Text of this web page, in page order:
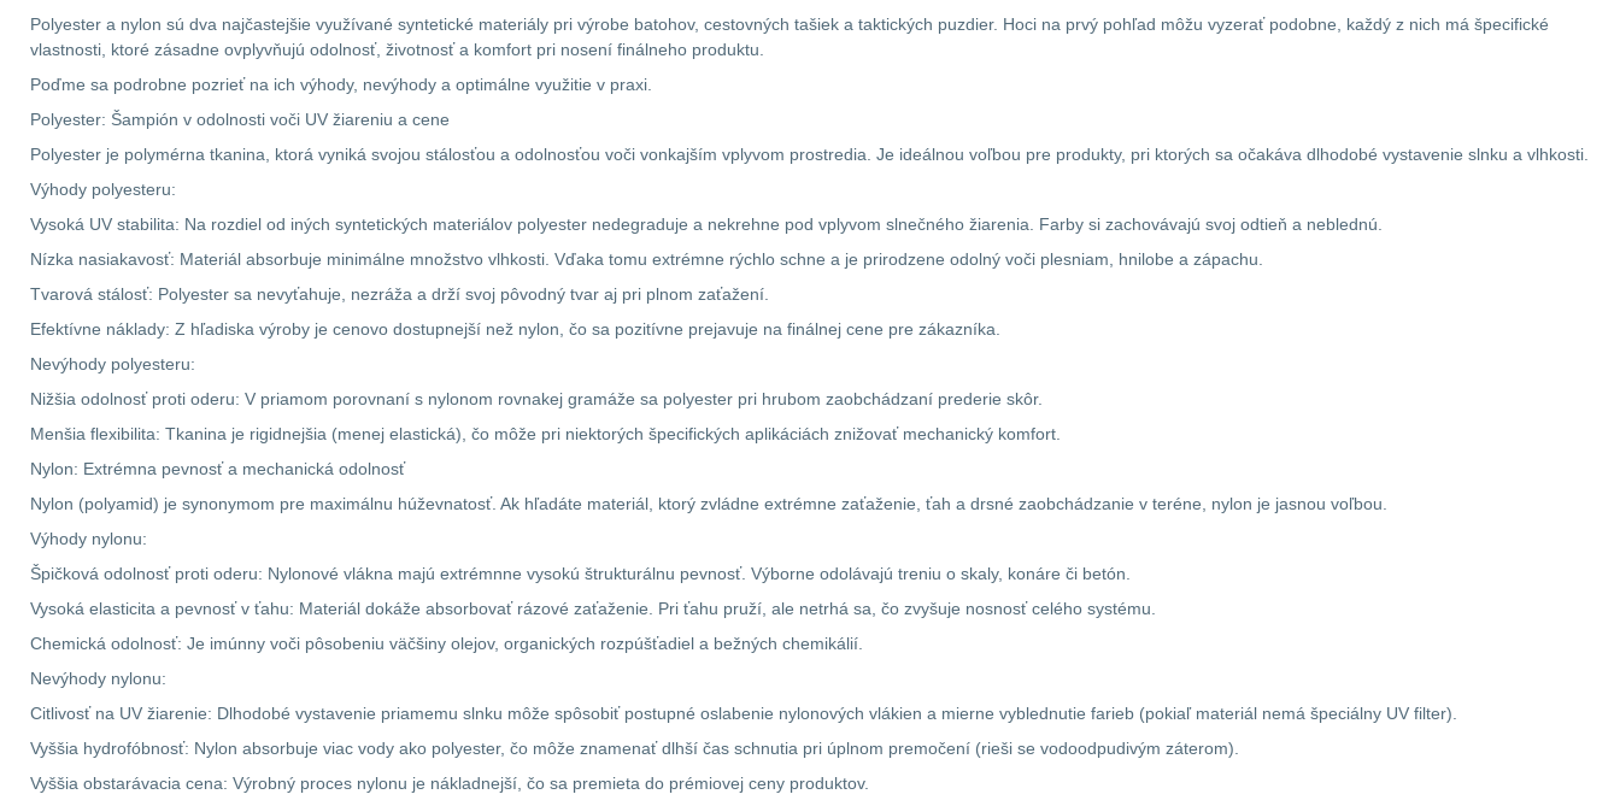
Polyester a nylon sú dva najčastejšie využívané syntetické materiály pri výrobe batohov, cestovných tašiek a taktických puzdier. Hoci na prvý pohľad môžu vyzerať podobne, každý z nich má špecifické
vlastnosti, ktoré zásadne ovplyvňujú odolnosť, životnosť a komfort pri nosení finálneho produktu.
Poďme sa podrobne pozrieť na ich výhody, nevýhody a optimálne využitie v praxi.
Polyester: Šampión v odolnosti voči UV žiareniu a cene
Polyester je polymérna tkanina, ktorá vyniká svojou stálosťou a odolnosťou voči vonkajším vplyvom prostredia. Je ideálnou voľbou pre produkty, pri ktorých sa očakáva dlhodobé vystavenie slnku a vlhkosti.
Výhody polyesteru:
Vysoká UV stabilita: Na rozdiel od iných syntetických materiálov polyester nedegraduje a nekrehne pod vplyvom slnečného žiarenia. Farby si zachovávajú svoj odtieň a neblednú.
Nízka nasiakavosť: Materiál absorbuje minimálne množstvo vlhkosti. Vďaka tomu extrémne rýchlo schne a je prirodzene odolný voči plesniam, hnilobe a zápachu.
Tvarová stálosť: Polyester sa nevyťahuje, nezráža a drží svoj pôvodný tvar aj pri plnom zaťažení.
Efektívne náklady: Z hľadiska výroby je cenovo dostupnejší než nylon, čo sa pozitívne prejavuje na finálnej cene pre zákazníka.
Nevýhody polyesteru:
Nižšia odolnosť proti oderu: V priamom porovnaní s nylonom rovnakej gramáže sa polyester pri hrubom zaobchádzaní prederie skôr.
Menšia flexibilita: Tkanina je rigidnejšia (menej elastická), čo môže pri niektorých špecifických aplikáciách znižovať mechanický komfort.
Nylon: Extrémna pevnosť a mechanická odolnosť
Nylon (polyamid) je synonymom pre maximálnu húževnatosť. Ak hľadáte materiál, ktorý zvládne extrémne zaťaženie, ťah a drsné zaobchádzanie v teréne, nylon je jasnou voľbou.
Výhody nylonu:
Špičková odolnosť proti oderu: Nylonové vlákna majú extrémnne vysokú štrukturálnu pevnosť. Výborne odolávajú treniu o skaly, konáre či betón.
Vysoká elasticita a pevnosť v ťahu: Materiál dokáže absorbovať rázové zaťaženie. Pri ťahu pruží, ale netrhá sa, čo zvyšuje nosnosť celého systému.
Chemická odolnosť: Je imúnny voči pôsobeniu väčšiny olejov, organických rozpúšťadiel a bežných chemikálií.
Nevýhody nylonu:
Citlivosť na UV žiarenie: Dlhodobé vystavenie priamemu slnku môže spôsobiť postupné oslabenie nylonových vlákien a mierne vyblednutie farieb (pokiaľ materiál nemá špeciálny UV filter).
Vyššia hydrofóbnosť: Nylon absorbuje viac vody ako polyester, čo môže znamenať dlhší čas schnutia pri úplnom premočení (rieši se vodoodpudivým záterom).
Vyššia obstarávacia cena: Výrobný proces nylonu je nákladnejší, čo sa premieta do prémiovej ceny produktov.